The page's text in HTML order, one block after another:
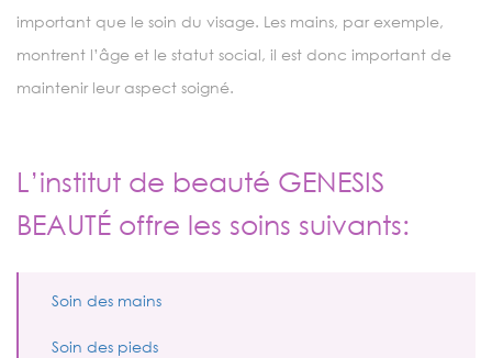
important que le soin du visage. Les mains, par exemple,
montrent l’âge et le statut social, il est donc important de
maintenir leur aspect soigné.
L’institut de beauté GENESIS
BEAUTÉ offre les soins suivants:
Soin des mains
Soin des pieds